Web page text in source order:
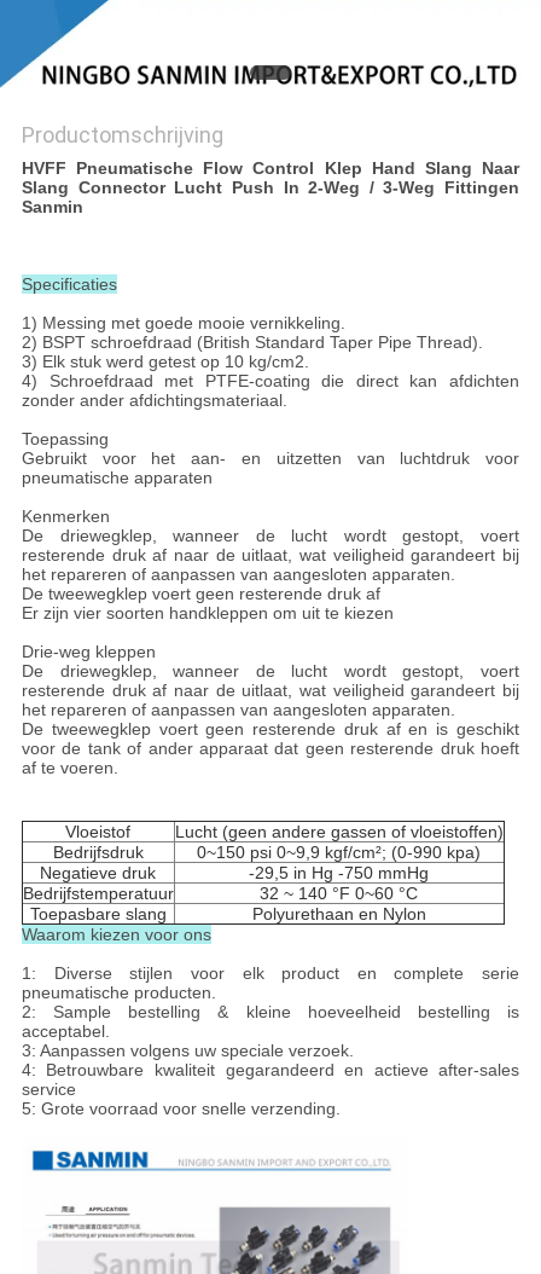
Productomschrijving
HVFF Pneumatische Flow Control Klep Hand Slang Naar
Slang Connector Lucht Push In 2-Weg / 3-Weg Fittingen
Sanmin
Specificaties
1) Messing met goede mooie vernikkeling.
2) BSPT schroefdraad (British Standard Taper Pipe Thread).
3) Elk stuk werd getest op 10 kg/cm2.
4) Schroefdraad met PTFE-coating die direct kan afdichten
zonder ander afdichtingsmateriaal.
Toepassing
Gebruikt voor het aan- en uitzetten van luchtdruk voor
pneumatische apparaten
Kenmerken
De driewegklep, wanneer de lucht wordt gestopt, voert
resterende druk af naar de uitlaat, wat veiligheid garandeert bij
het repareren of aanpassen van aangesloten apparaten.
De tweewegklep voert geen resterende druk af
Er zijn vier soorten handkleppen om uit te kiezen
Drie-weg kleppen
De driewegklep, wanneer de lucht wordt gestopt, voert
resterende druk af naar de uitlaat, wat veiligheid garandeert bij
het repareren of aanpassen van aangesloten apparaten.
De tweewegklep voert geen resterende druk af en is geschikt
voor de tank of ander apparaat dat geen resterende druk hoeft
af te voeren.
Vloeistof
Lucht (geen andere gassen of vloeistoffen)
Bedrijfsdruk
0~150 psi 0~9,9 kgf/cm²; (0-990 kpa)
Negatieve druk
-29,5 in Hg -750 mmHg
Bedrijfstemperatuur
32 ~ 140 °F 0~60 °C
Toepasbare slang
Polyurethaan en Nylon
Waarom kiezen voor ons
1: Diverse stijlen voor elk product en complete serie
pneumatische producten.
2: Sample bestelling & kleine hoeveelheid bestelling is
acceptabel.
3: Aanpassen volgens uw speciale verzoek.
4: Betrouwbare kwaliteit gegarandeerd en actieve after-sales
service
5: Grote voorraad voor snelle verzending.